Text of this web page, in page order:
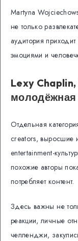
Martyna
не только
аудитория
эмоциями и
Lexy
Отдельная
creators, выросшие
entertainment-
похожие авторы
потребляет контент.
Здесь важны не
реакции, личные
челленджи,